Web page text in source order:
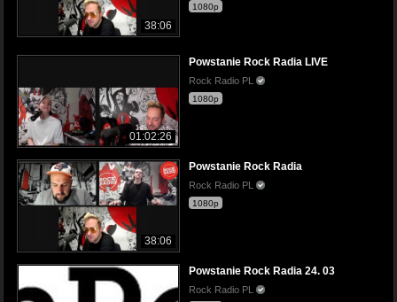
38:06
1080p
01:02:26
Powstanie Rock Radia LIVE
Rock Radio PL
1080p
38:06
Powstanie Rock Radia
Rock Radio PL
1080p
Powstanie Rock Radia 24. 03
Rock Radio PL